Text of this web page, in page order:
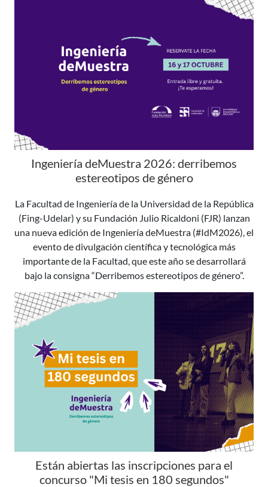
Ingeniería deMuestra 2026: derribemos
estereotipos de género
La Facultad de Ingeniería de la Universidad de la República
(Fing-Udelar) y su Fundación Julio Ricaldoni (FJR) lanzan
una nueva edición de Ingeniería deMuestra (#IdM2026), el
evento de divulgación científica y tecnológica más
importante de la Facultad, que este año se desarrollará
bajo la consigna “Derribemos estereotipos de género”.
Están abiertas las inscripciones para el
concurso "Mi tesis en 180 segundos"